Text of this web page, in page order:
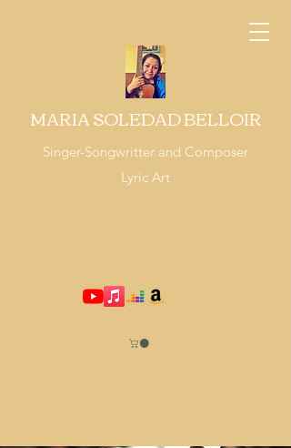
MARIA SOLEDAD BELLOIR
Singer-Songwritter and Composer
Lyric Art